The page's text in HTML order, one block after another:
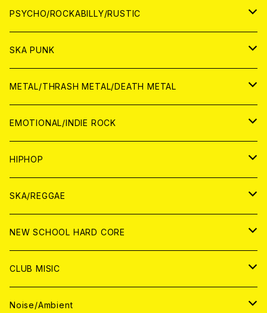
CD
アナログ
CD
JAPAN
CD
ANALOG
WORLD
CD
ANALOG
PSYCHO/ROCKABILLY/RUSTIC
JAPAN
CD
ANALOG
WORLD
CD
ANALOG
SKA PUNK
JAPAN
CD
ANALOG
WORLD
CD
ANALOG
METAL/THRASH METAL/DEATH METAL
JAPAN
CD
ANALOG
WORLD
ANALOG
CD
EMOTIONAL/INDIE ROCK
JAPAN
CD
ANALOG
WORLD
CD
ANALOG
HIPHOP
JAPAN
CD
ANALOG
WORLD
CD
ANALOG
SKA/REGGAE
JAPAN
CD
ANALOG
WORLD
CD
NEW SCHOOL HARD CORE
JAPAN
CD
WORLD
CLUB MISIC
JAPAN
Noise/Ambient